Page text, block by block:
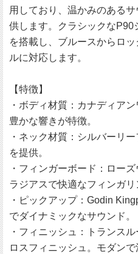
用しており、温かみのある
供します。クラシックな
を搭載し、ブルースからロ
ルに対応します。
【特徴】
・ボディ材質：カナディア
豊かな響きが特徴。
・ネック材質：シルバーリ
を提供。
・フィンガーボード：ロー
ラジアスで快適なフィンガリ
・ピックアップ：Godin
でダイナミックなサウンド。
・フィニッシュ：トランス
ロスフィニッシュ。モダンで